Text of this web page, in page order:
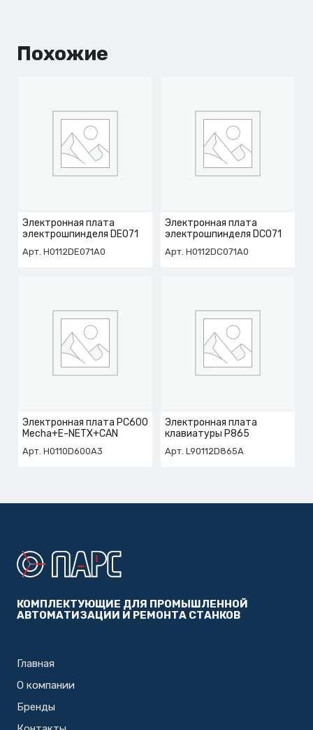
Похожие
Электронная плата
электрошпинделя DE071
Арт. H0112DE071A0
Электронная плата
электрошпинделя DC071
Арт. H0112DC071A0
Электронная плата PC600
Mecha+E-NETX+CAN
Арт. Н0110D600A3
Электронная плата
клавиатуры P865
Арт. L90112D865A
КОМПЛЕКТУЮЩИЕ ДЛЯ ПРОМЫШЛЕННОЙ
АВТОМАТИЗАЦИИ И РЕМОНТА СТАНКОВ
Главная
О компании
Бренды